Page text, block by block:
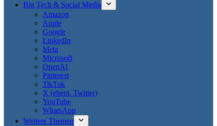
Big Tech & Social Media
Amazon
Apple
Google
LinkedIn
Meta
Microsoft
OpenAI
Pinterest
TikTok
X (ehem. Twitter)
YouTube
WhatsApp
Weitere Themen